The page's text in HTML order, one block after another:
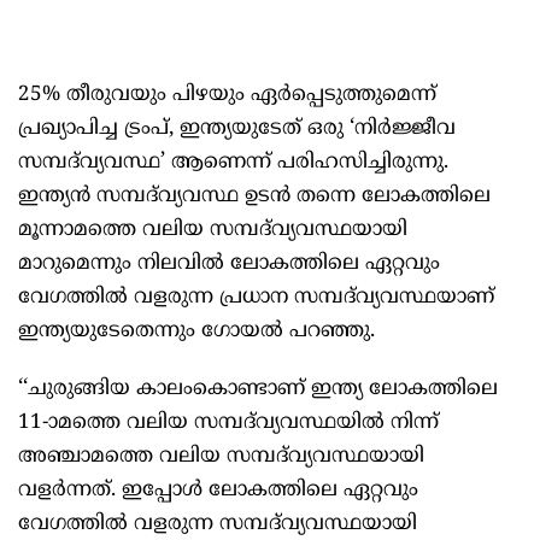
25% തീരുവയും പിഴയും ഏർപ്പെടുത്തുമെന്ന്
പ്രഖ്യാപിച്ച ട്രംപ്, ഇന്ത്യയുടേത് ഒരു ‘നിർജ്ജീവ
സമ്പദ്‌വ്യവസ്ഥ’ ആണെന്ന് പരിഹസിച്ചിരുന്നു.
ഇന്ത്യൻ സമ്പദ്‌വ്യവസ്ഥ ഉടൻ തന്നെ ലോകത്തിലെ
മൂന്നാമത്തെ വലിയ സമ്പദ്‌വ്യവസ്ഥയായി
മാറുമെന്നും നിലവിൽ ലോകത്തിലെ ഏറ്റവും
വേഗത്തിൽ വളരുന്ന പ്രധാന സമ്പദ്‌വ്യവസ്ഥയാണ്
ഇന്ത്യയുടേതെന്നും ഗോയൽ പറഞ്ഞു.
‘‘ചുരുങ്ങിയ കാലംകൊണ്ടാണ് ഇന്ത്യ ലോകത്തിലെ
11-ാമത്തെ വലിയ സമ്പദ്‌വ്യവസ്ഥയിൽ നിന്ന്
അഞ്ചാമത്തെ വലിയ സമ്പദ്‌വ്യവസ്ഥയായി
വളർന്നത്. ഇപ്പോൾ ലോകത്തിലെ ഏറ്റവും
വേഗത്തിൽ വളരുന്ന സമ്പദ്‌വ്യവസ്ഥയായി